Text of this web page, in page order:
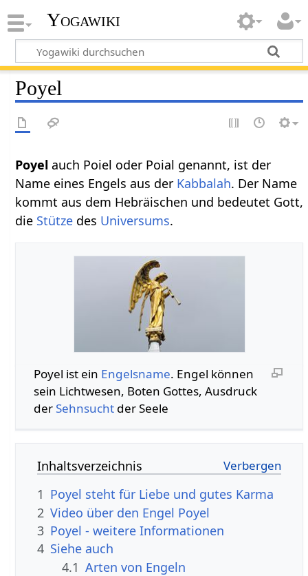
Yogawiki
Poyel
Poyelauch Poiel oder Poial genannt, ist der
Name eines Engels aus der Kabbalah. Der Name
kommt aus dem Hebräischen und bedeutet Gott,
die Stütze des Universums.
Poyel ist ein Engelsname. Engel können
sein Lichtwesen, Boten Gottes, Ausdruck
der Sehnsuchtder Seele
Inhaltsverzeichnis
1 Poyel steht für Liebe und gutes Karma
2 Video über den Engel Poyel
3 Poyel - weitere Informationen
4 Siehe auch
4.1 Arten von Engeln